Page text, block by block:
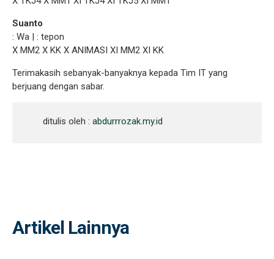
Suanto
: Wa | : tepon
X MM2 X KK X ANIMASI XI MM2 XI KK
Terimakasih sebanyak-banyaknya kepada Tim IT yang
berjuang dengan sabar.
ditulis oleh : abdurrrozak.my.id
Artikel Lainnya